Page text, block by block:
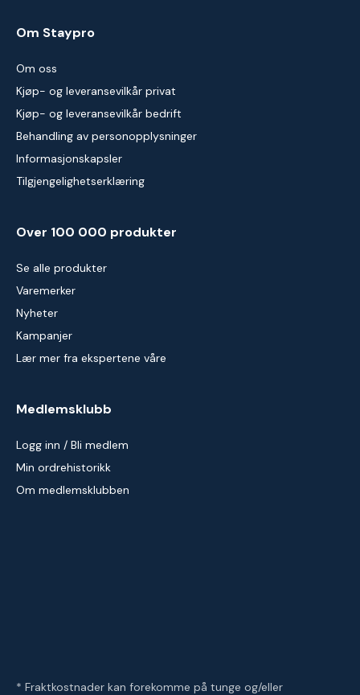
Om Staypro
Om oss
Kjøp- og leveransevilkår privat
Kjøp- og leveransevilkår bedrift
Behandling av personopplysninger
Informasjonskapsler
Tilgjengelighetserklæring
Over 100 000 produkter
Se alle produkter
Varemerker
Nyheter
Kampanjer
Lær mer fra ekspertene våre
Medlemsklubb
Logg inn / Bli medlem
Min ordrehistorikk
Om medlemsklubben
* Fraktkostnader kan forekomme på tunge og/eller